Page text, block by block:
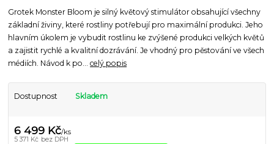
Grotek Monster Bloom je silný květový stimulátor obsahující všechny
základní živiny, které rostliny potřebují pro maximální produkci. Jeho
hlavním úkolem je vybudit rostlinu ke zvýšené produkci velkých květů
a zajistit rychlé a kvalitní dozrávání. Je vhodný pro pěstování ve všech
médiích. Návod k po...celý popis
Dostupnost Skladem
6 499 Kč/ks
5 371 Kč bez DPH